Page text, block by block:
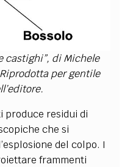
castighi”, di Michele
per gentile
produce residui di
che si
del colpo. I
frammenti